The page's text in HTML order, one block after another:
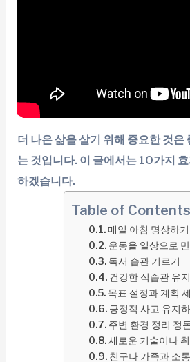
더 나은 삶을 살기 위해 중요한 것
는 것입니다. 이 글에서는 10가지
하겠습니다.
Table of Contents
매일 아침 명상하기
운동을 일상으로
독서 습관 기르기
건강한 식습관 유
목표 설정과 계획
긍정적 사고 유지
주변 환경 정리 정
새로운 기술이나
친구나 가족과 소